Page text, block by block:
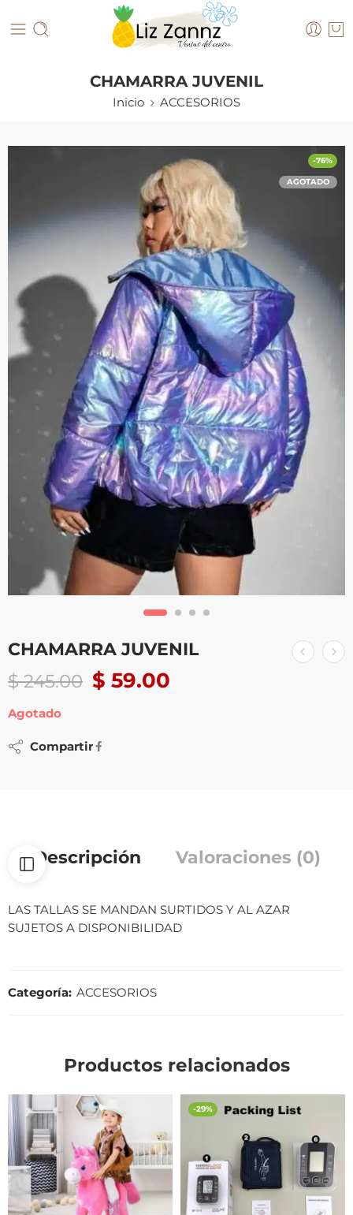
CHAMARRA JUVENIL
Inicio ACCESORIOS
-76%
AGOTADO
CHAMARRA JUVENIL
$245.00 $ 59.00
Agotado
Compartir
Descripción Valoraciones (0)
LAS TALLAS SE MANDAN SURTIDOS Y AL AZAR
SUJETOS A DISPONIBILIDAD
Categoría: ACCESORIOS
Productos relacionados
-29%